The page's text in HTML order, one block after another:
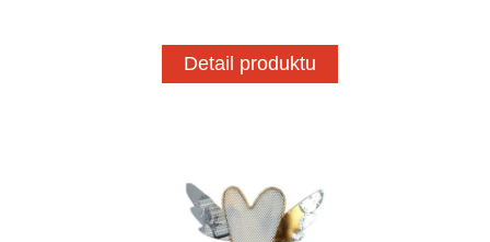
Detail produktu